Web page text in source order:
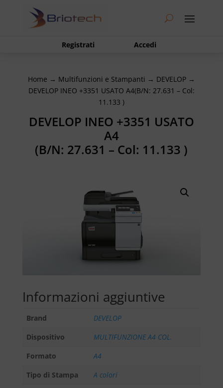
Registrati Accedi
Home → Multifunzioni e Stampanti → DEVELOP→
DEVELOP INEO +3351 USATO A4(B/N: 27.631 – Col:
11.133 )
DEVELOP INEO +3351 USATO
A4
(B/N: 27.631 – Col: 11.133 )
Informazioni aggiuntive
Brand
DEVELOP
Dispositivo
MULTIFUNZIONE A4 COL.
Formato
A4
Tipo di Stampa
A colori